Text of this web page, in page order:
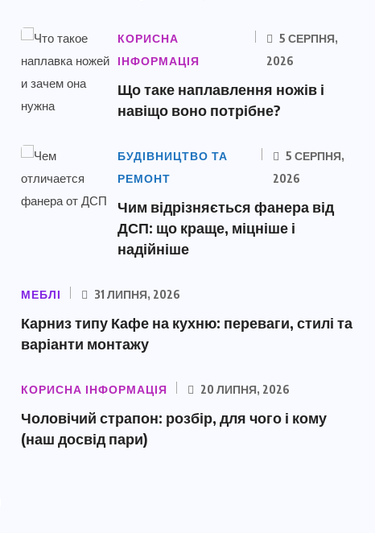
КОРИСНА
ІНФОРМАЦІЯ
5 СЕРПНЯ,
2026
Що таке наплавлення ножів і
навіщо воно потрібне?
БУДІВНИЦТВО ТА
РЕМОНТ
5 СЕРПНЯ,
2026
Чим відрізняється фанера від
ДСП: що краще, міцніше і
надійніше
МЕБЛІ 31 ЛИПНЯ, 2026
Карниз типу Кафе на кухню: переваги, стилі та
варіанти монтажу
КОРИСНА ІНФОРМАЦІЯ 20 ЛИПНЯ, 2026
Чоловічий страпон: розбір, для чого і кому
(наш досвід пари)